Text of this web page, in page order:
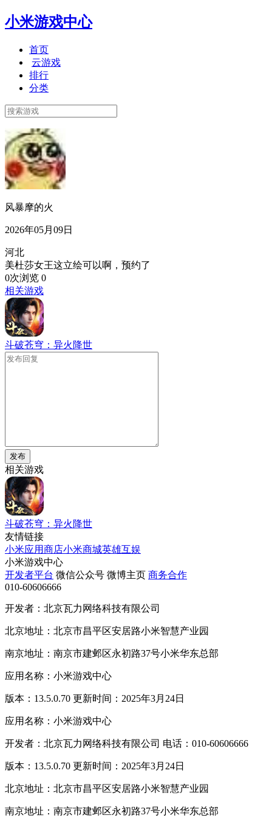
小米游戏中心
首页
云游戏
排行
分类
风暴摩的火
2026年05月09日
河北
美杜莎女王这立绘可以啊，预约了
0次浏览 0
相关游戏
斗破苍穹：异火降世
发布
相关游戏
斗破苍穹：异火降世
友情链接
小米应用商店小米商城英雄互娱
小米游戏中心
开发者平台 微信公众号 微博主页 商务合作
010-60606666
开发者：北京瓦力网络科技有限公司
北京地址：北京市昌平区安居路小米智慧产业园
南京地址：南京市建邺区永初路37号小米华东总部
应用名称：小米游戏中心
版本：13.5.0.70 更新时间：2025年3月24日
应用名称：小米游戏中心
开发者：北京瓦力网络科技有限公司 电话：010-60606666
版本：13.5.0.70 更新时间：2025年3月24日
北京地址：北京市昌平区安居路小米智慧产业园
南京地址：南京市建邺区永初路37号小米华东总部